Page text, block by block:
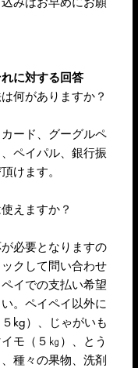
に対する回答
何がありますか？
ード、グーグルペ
ペイパル、銀行振
けます。
えますか？
必要となりますの
クして問い合わせ
イでの支払い希望
。ペイペイ以外に
kg）、じゃがいも
モ（５㎏）、とう
種々の果物、洗剤